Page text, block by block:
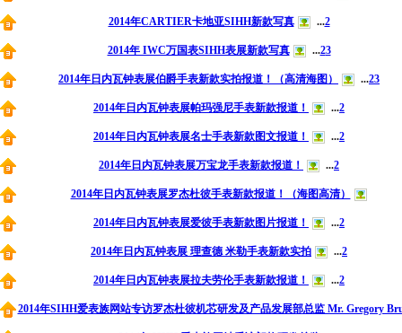
2014年CARTIER卡地亚SIHH新款写真 ...2
2014年 IWC万国表SIHH表展新款写真 ...23
2014年日内瓦钟表展伯爵手表新款实拍报道！（高清海图） ...23
2014年日内瓦钟表展帕玛强尼手表新款报道！ ...2
2014年日内瓦钟表展名士手表新款图文报道！ ...2
2014年日内瓦钟表展万宝龙手表新款报道！ ...2
2014年日内瓦钟表展罗杰杜彼手表新款报道！（海图高清）
2014年日内瓦钟表展爱彼手表新款图片报道！ ...2
2014年日内瓦钟表展 理查德 米勒手表新款实拍 ...2
2014年日内瓦钟表展拉夫劳伦手表新款报道！ ...2
2014年SIHH爱表族网站专访罗杰杜彼机芯研发及产品发展部总监 Mr. Gregory